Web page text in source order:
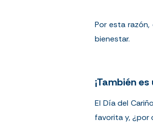
Por esta
bienestar.
¡También
El Día del
favorita y, ¿por